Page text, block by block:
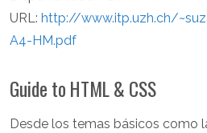
URL: http://www.itp.uzh.ch/
A4-HM.pdf
Guide to HTML & CSS
Desde los temas básicos como